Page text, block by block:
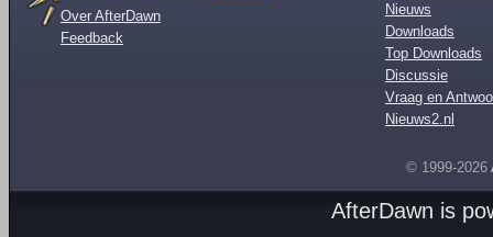
Over AfterDawn
Feedback
Nieuws
Downloads
Top Downloads
Discussie
Vraag en
Nieuws2.nl
© 1999-2026
AfterDawn is